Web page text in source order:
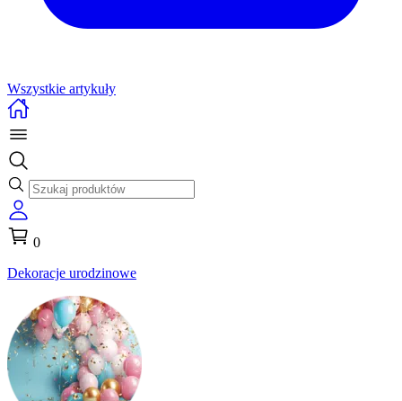
Wszystkie artykuły
0
Dekoracje urodzinowe